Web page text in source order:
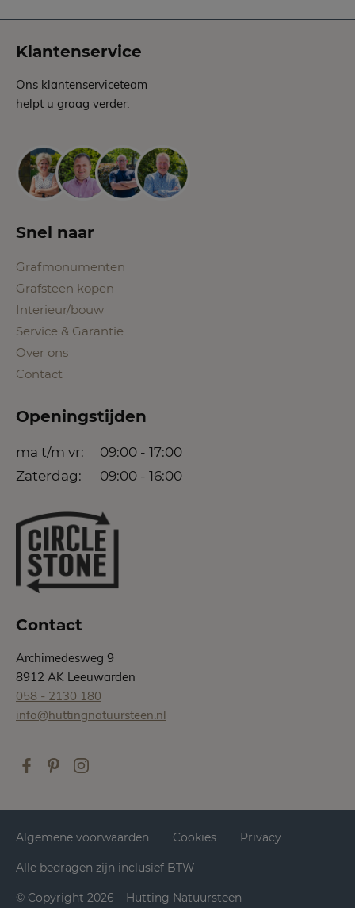
Klantenservice
Ons klantenserviceteam
helpt u graag verder.
Snel naar
Grafmonumenten
Grafsteen kopen
Interieur/bouw
Service & Garantie
Over ons
Contact
Openingstijden
ma t/m vr:
09:00 - 17:00
Zaterdag:
09:00 - 16:00
Contact
Archimedesweg 9
8912 AK Leeuwarden
058 - 2130 180
info@huttingnatuursteen.nl
© Copyright 2026 – Hutting Natuursteen
Alle bedragen zijn inclusief BTW
Algemene voorwaarden Cookies Privacy